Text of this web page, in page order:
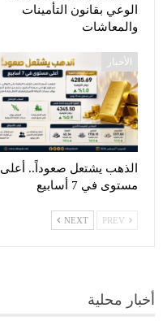
الوعي بقانون التأمينات
والمعاشات
الأخبار
الذهب يشتعل صعوداً.. أعلى
مستوى في 7 أسابيع
NEXT
أخبار محلية